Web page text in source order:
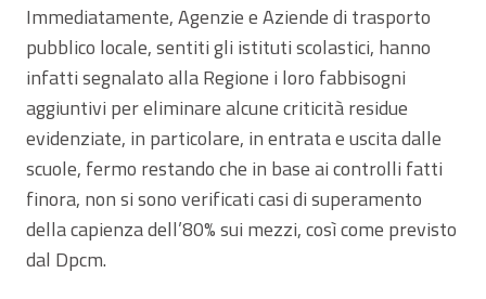
Immediatamente, Agenzie e Aziende di trasporto
pubblico locale, sentiti gli istituti scolastici, hanno
infatti segnalato alla Regione i loro fabbisogni
aggiuntivi per eliminare alcune criticità residue
evidenziate, in particolare, in entrata e uscita dalle
scuole, fermo restando che in base ai controlli fatti
finora, non si sono verificati casi di superamento
della capienza dell’80% sui mezzi, così come previsto
dal Dpcm.